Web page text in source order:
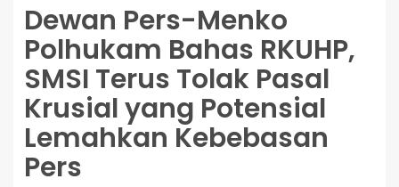
Dewan Pers-Menko
Polhukam Bahas RKUHP,
SMSI Terus Tolak Pasal
Krusial yang Potensial
Lemahkan Kebebasan
Pers